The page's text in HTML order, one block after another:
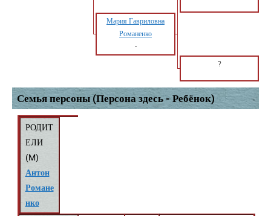
Мария Гавриловна
Романенко
-
?
Семья персоны (Персона здесь - Ребёнок)
РОДИТ
ЕЛИ
(M)
Антон
Романе
нко